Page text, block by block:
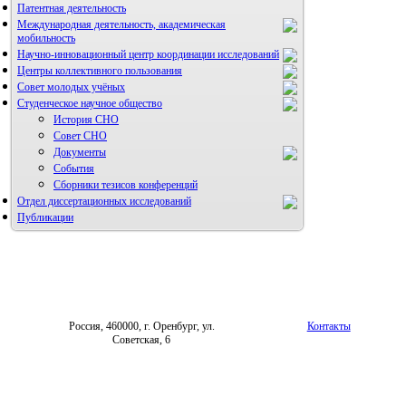
Патентная деятельность
Международная деятельность, академическая
мобильность
Научно-инновационный центр координации исследований
НИИ микрохирургии и клинической анатомии
Центры коллективного пользования
Совет молодых учёных
Студенческое научное общество
История СНО
Совет СНО
Документы
События
Сборники тезисов конференций
Отдел диссертационных исследований
Публикации
Россия, 460000, г. Оренбург, ул.
Советская, 6
Контакты